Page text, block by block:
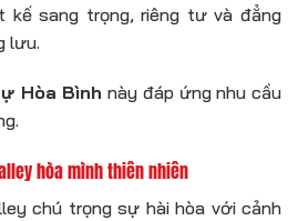
kế sang trọng, riêng tư và đẳng
lưu.
Hòa Bình này đáp ứng nhu cầu
hòa mình thiên nhiên
chú trọng sự hài hòa với cảnh